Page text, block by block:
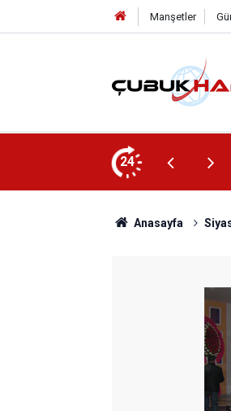
Manşetler
24
Eranıl Vizyonu
Anasayfa